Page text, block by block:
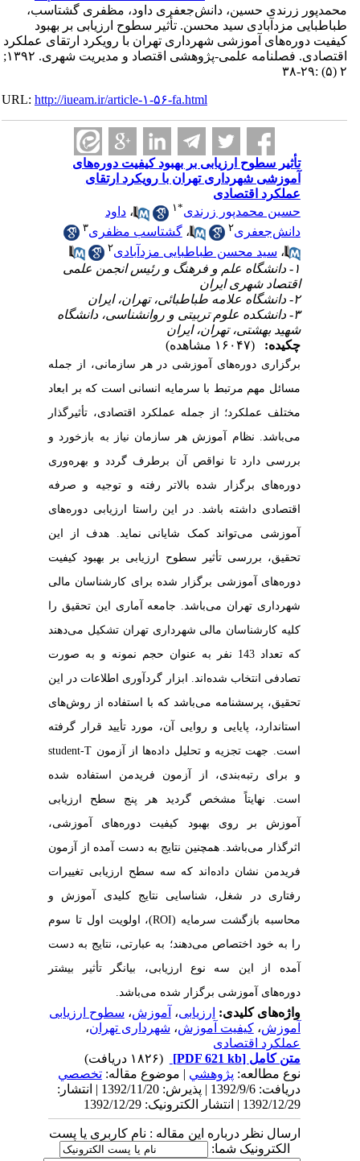
محمدپور زرندی حسین، دانش‌جعفری داود، مظفری گشتاسب،
طباطبایی مزدآبادی سید محسن. تأثیر سطوح ارزیابی بر بهبود
کیفیت دوره‌های آموزشی شهرداری تهران با رویکرد ارتقای عملکرد
اقتصادی. فصلنامه علمی-پژوهشی اقتصاد و مدیریت شهری. ۱۳۹۲;
URL:http://iueam.ir/article-۱-۵۶-fa.html
تأثیر سطوح ارزیابی بر بهبود کیفیت دوره‌های
آموزشی شهرداری تهران با رویکرد ارتقای
عملکرد اقتصادی
حسین محمدپور زرندی* ۱ ،داود
دانش‌جعفری
،گشتاسب مظفری
،سید محسن طباطبایی مزدآبادی
۱- دانشگاه علم و فرهنگ و رئیس انجمن علمی
اقتصاد شهری ایران
۳- دانشکده علوم تربیتی و روانشناسی، دانشگاه
شهید بهشتی، تهران، ایران
چکیده:
برگزاری دوره‌های آموزشی در هر سازمانی، از جمله
مسائل مهم مرتبط با سرمایه انسانی است که بر ابعاد
مختلف عملکرد؛ از جمله عملکرد اقتصادی، تأثیرگذار
می‌باشد. نظام آموزش هر سازمان نیاز به بازخورد و
بررسی دارد تا نواقص آن برطرف گردد و بهره‌وری
دوره‌های برگزار شده بالاتر رفته و توجیه و صرفه
اقتصادی داشته باشد. در این راستا ارزیابی دوره‌های
آموزشی می‌تواند کمک شایانی نماید. هدف از این
تحقیق، بررسی تأثیر سطوح ارزیابی بر بهبود کیفیت
دوره‌های آموزشی برگزار شده برای کارشناسان مالی
شهرداری تهران می‌باشد. جامعه آماری این تحقیق را
کلیه کارشناسان مالی شهرداری تهران تشکیل می‌دهند
که تعداد 143 نفر به عنوان حجم نمونه و به صورت
تصادفی انتخاب شده‌اند. ابزار گردآوری اطلاعات در این
تحقیق، پرسشنامه می‌باشد که با استفاده از روش‌های
استاندارد، پایایی و روایی آن، مورد تأیید قرار گرفته
است. جهت تجزیه و تحلیل داده‌ها از آزمونT
-
student
و برای رتبه‌بندی، از آزمون فریدمن استفاده شده
است. نهایتاً مشخص گردید هر پنج سطح ارزیابی
آموزش بر روی بهبود کیفیت دوره‌های آموزشی،
اثرگذار می‌باشد. همچنین نتایج به دست آمده از آزمون
فریدمن نشان داده‌اند که سه سطح ارزیابی تغییرات
رفتاری در شغل، شناسایی نتایج کلیدی آموزش و
محاسبه بازگشت سرمایه (ROI)، اولویت اول تا سوم
را به خود اختصاص می‌دهند؛ به عبارتی، نتایج به دست
آمده از این سه نوع ارزیابی، بیانگر تأثیر بیشتر
دوره‌های آموزشی برگزار شده می‌باشد.
واژه‌های کلیدی:ارزیابی،آموزش،سطوح ارزیابی
آموزش،کیفیت آموزش،شهرداری تهران ،
عملکرد اقتصادی
متن کامل[PDF 621 kb]
نوع مطالعه:پژوهشي| موضوع مقاله:تخصصي
دریافت: 1392/9/6 | پذیرش: 1392/11/20 | انتشار:
1392/12/29 | انتشار الکترونیک: 1392/12/29
ارسال نظر درباره این مقاله : نام کاربری یا پست
الکترونیک شما: